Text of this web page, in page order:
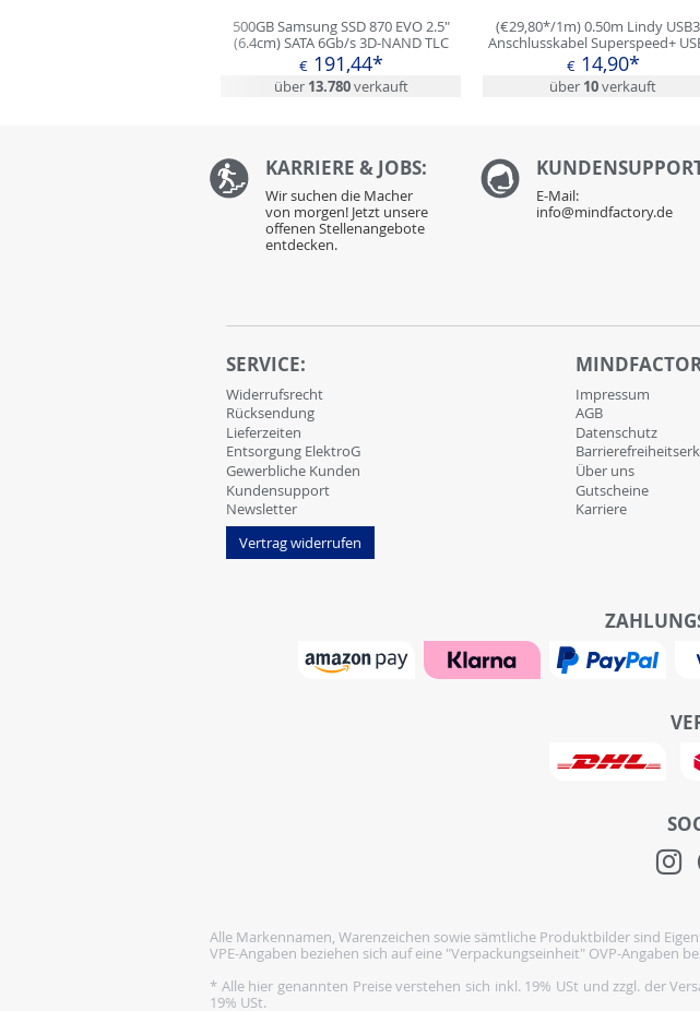
500GB Samsung SSD 870 EVO 2.5"
(6.4cm) SATA 6Gb/s 3D-NAND TLC
(MZ-77E500B/EU)
€191,44*
über 13.780verkauft
(€29,80*/1m) 0.50m Lindy
Anschlusskabel Superspeed+
Stecker auf USB C Stecker
Ampere / Anthra Line
€14,90*
über 10verkauft
KARRIERE & JOBS:
Wir suchen die Macher
von morgen! Jetzt unsere
offenen Stellenangebote
entdecken.
KUNDENS
E-Mail:
info@mindfactory.de
SERVICE:
Widerrufsrecht
Rücksendung
Lieferzeiten
Entsorgung ElektroG
Gewerbliche Kunden
Kundensupport
Newsletter
Vertrag widerrufen
Impressum
AGB
Datenschutz
Über uns
Gutscheine
Karriere
Alle Markennamen, Warenzeichen sowie sämtliche Produktbilder sind
VPE-Angaben beziehen sich auf eine "Verpackungseinheit" OVP-Angaben
* Alle hier genannten Preise verstehen sich inkl. 19% USt und zzgl. der
19% USt.